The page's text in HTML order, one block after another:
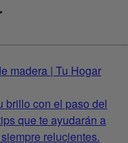
madera | Tu Hogar
brillo con el paso del
que te ayudarán a
relucientes.